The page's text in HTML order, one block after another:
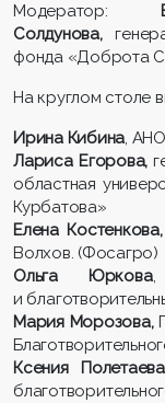
Модератор:
Солдунова,
фонда «Доброта
На круглом столе
Ирина Кибина,
Лариса Егорова,
областная
Курбатова»
Елена Костенкова,
Волхов. (Фосагро)
Ольга Юркова,
и
Мария Морозова,
Ксения